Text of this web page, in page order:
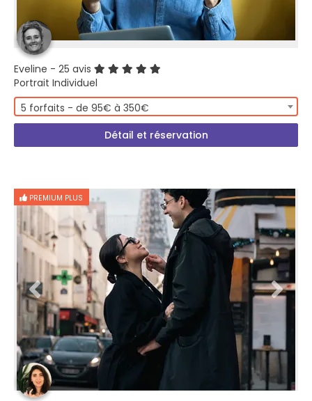
Eveline - 25 avis
Portrait Individuel
5 forfaits - de 95€ à 350€
Détail et réservation
PREMIUM PLUS